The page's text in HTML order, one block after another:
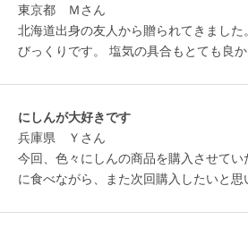
東京都 Ｍさん
北海道出身の友人から贈られてきました
びっくりです。 塩気の具合もとても良か
にしんが大好きです
兵庫県 Ｙさん
今回、色々にしんの商品を購入させて
に食べながら、また次回購入したいと思